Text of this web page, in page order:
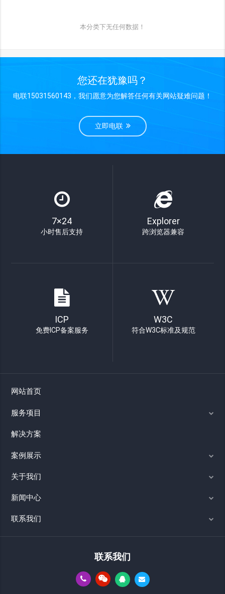
本分类下无任何数据！
您还在犹豫吗？
电联15031560143，我们愿意为您解答任何有关网站疑难问题！
立即电联
7×24
小时售后支持
Explorer
跨浏览器兼容
ICP
免费ICP备案服务
W3C
符合W3C标准及规范
网站首页
服务项目
解决方案
案例展示
关于我们
新闻中心
联系我们
联系我们